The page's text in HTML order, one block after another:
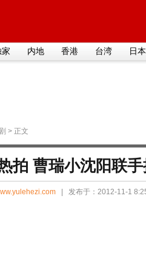
内地 香港 台湾 日本
> 正文
拍 曹瑞小沈阳联
| 发布于：2012-11-1